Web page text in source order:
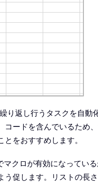
り返し行うタスクを自
ードを含んでいるため
をおすすめします。
クロが有効になってい
促します。リストの長